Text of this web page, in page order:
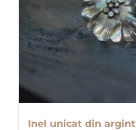
Inel unicat din argint